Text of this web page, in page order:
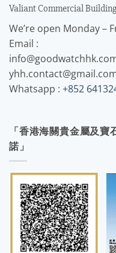
Valiant Commercial
We’re open Monday –
Email :
Whatsapp : +852
「香港海關貴金屬及
諾」